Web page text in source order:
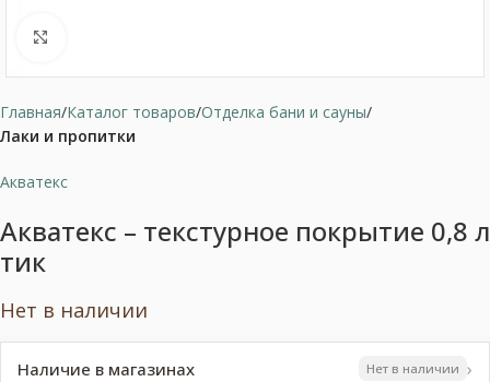
Главная Каталог товаров Отделка бани и сауны
Лаки и пропитки
Акватекс
Акватекс – текстурное покрытие 0,8 л
тик
Нет в наличии
Наличие в магазинах Нет в наличии ›